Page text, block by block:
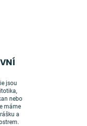
jsou
nebo
máme
a